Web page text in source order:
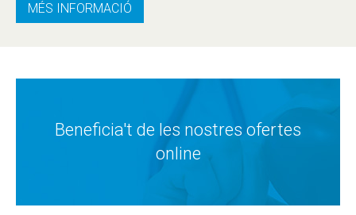
MÉS INFORMACIÓ
Beneficia't de les nostres ofertes
online